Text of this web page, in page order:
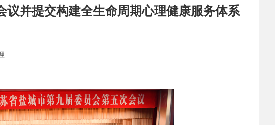
并提交构建全生命周期心理健康服务体系